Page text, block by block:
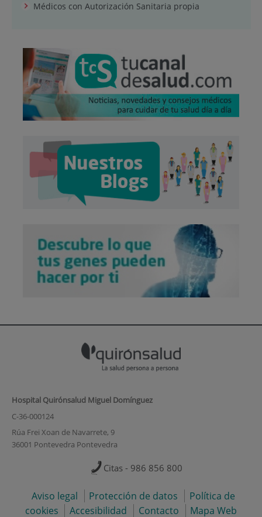
Médicos con Autorización Sanitaria propia
Hospital Quirónsalud Miguel Domínguez
C-36-000124
Rúa Frei Xoan de Navarrete, 9
36001 Pontevedra Pontevedra
Citas - 986 856 800
Aviso legal Protección de datos
Política de
cookies
Accesibilidad Contacto Mapa Web